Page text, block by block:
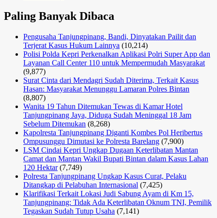
Paling Banyak Dibaca
Pengusaha Tanjungpinang, Bandi, Dinyatakan Pailit dan
Terjerat Kasus Hukum Lainnya (10,214)
Polisi Polda Kepri Perkenalkan Aplikasi Polri Super App dan
Layanan Call Center 110 untuk Mempermudah Masyarakat
(9,877)
Surat Cinta dari Mendagri Sudah Diterima, Terkait Kasus
Hasan: Masyarakat Menunggu Lamaran Polres Bintan
(8,807)
Wanita 19 Tahun Ditemukan Tewas di Kamar Hotel
Tanjungpinang Jaya, Diduga Sudah Meninggal 18 Jam
Sebelum Ditemukan (8,268)
Kapolresta Tanjungpinang Diganti Kombes Pol Heribertus
Ompusunggu Dimutasi ke Polresta Barelang (7,900)
LSM Cindai Kepri Ungkap Dugaan Keterlibatan Mantan
Camat dan Mantan Wakil Bupati Bintan dalam Kasus Lahan
120 Hektar (7,749)
Polresta Tanjungpinang Ungkap Kasus Curat, Pelaku
Ditangkap di Pelabuhan Internasional (7,425)
Klarifikasi Terkait Lokasi Judi Sabung Ayam di Km 15,
Tanjungpinang: Tidak Ada Keterlibatan Oknum TNI, Pemilik
Tegaskan Sudah Tutup Usaha (7,141)